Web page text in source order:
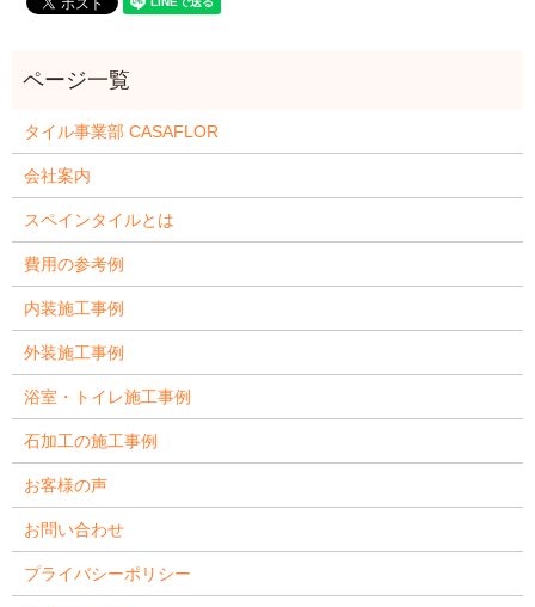
タイル事業部 CASAFLOR
会社案内
スペインタイルとは
費用の参考例
内装施工事例
外装施工事例
浴室・トイレ施工事例
石加工の施工事例
お客様の声
お問い合わせ
プライバシーポリシー